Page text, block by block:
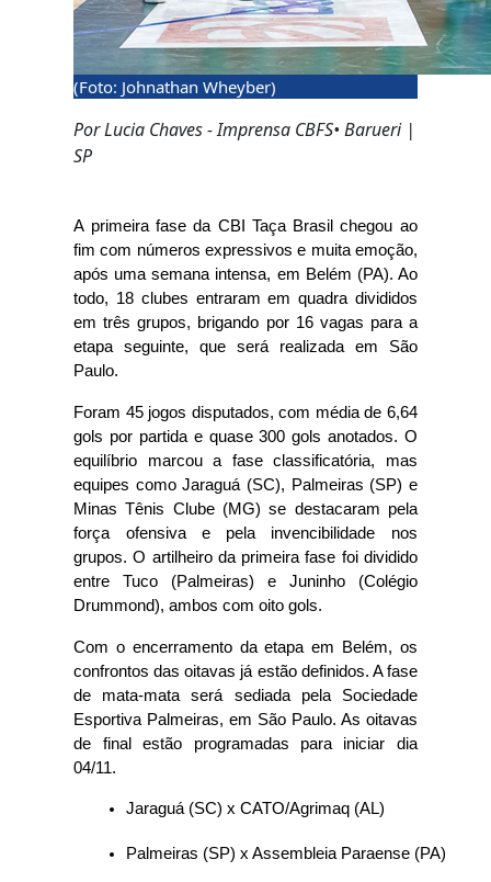
(Foto: Johnathan Wheyber)
Por Lucia Chaves - Imprensa CBFS• Barueri |
SP
A primeira fase da CBI Taça Brasil chegou ao
fim com números expressivos e muita emoção,
após uma semana intensa, em Belém (PA). Ao
todo, 18 clubes entraram em quadra divididos
em três grupos, brigando por 16 vagas para a
etapa seguinte, que será realizada em São
Paulo.
Foram 45 jogos disputados, com média de 6,64
gols por partida e quase 300 gols anotados. O
equilíbrio marcou a fase classificatória, mas
equipes como Jaraguá (SC), Palmeiras (SP) e
Minas Tênis Clube (MG) se destacaram pela
força ofensiva e pela invencibilidade nos
grupos. O artilheiro da primeira fase foi dividido
entre Tuco (Palmeiras) e Juninho (Colégio
Drummond), ambos com oito gols.
Com o encerramento da etapa em Belém, os
confrontos das oitavas já estão definidos. A fase
de mata-mata será sediada pela Sociedade
Esportiva Palmeiras, em São Paulo. As oitavas
de final estão programadas para iniciar dia
04/11.
Jaraguá (SC) x CATO/Agrimaq (AL)
Palmeiras (SP) x Assembleia Paraense (PA)